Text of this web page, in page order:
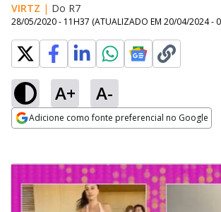
VIRTZ | Do R7
28/05/2020 - 11H37 (ATUALIZADO EM 20/04/2024 -
A+ A-
Adicione como fonte preferencial no Google